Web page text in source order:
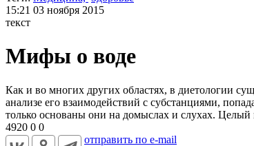
15:21 03 ноября 2015
текст
Мифы о воде
Как и во многих других областях, в диетологии
анализе его взаимодействий с субстанциями,
только основаны они на домыслах и слухах. Целый
4920 0 0
отправить по e-mail